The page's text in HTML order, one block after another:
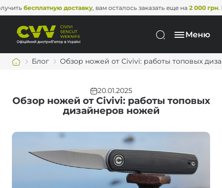
доставку, вам осталось заказать еще на2 000 грн. Не упустите эту
Меню
Блог Обзор ножей от Civivi: работы топовых
20.01.2025
Обзор ножей от Civivi: работы топовых
дизайнеров ножей